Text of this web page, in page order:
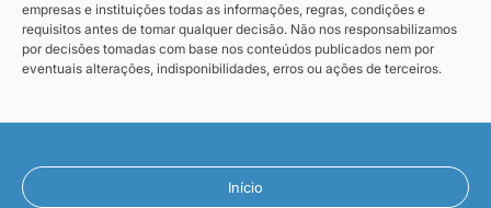
empresas e instituições todas as informações, regras, condições e
requisitos antes de tomar qualquer decisão. Não nos responsabilizamos
por decisões tomadas com base nos conteúdos publicados nem por
eventuais alterações, indisponibilidades, erros ou ações de terceiros.
Início